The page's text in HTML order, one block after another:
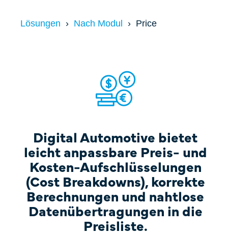
Fallstudien
FAQ
Lösungen Nach Modul Price
Digital Automotive bietet
leicht anpassbare Preis- und
Kosten-Aufschlüsselungen
(Cost Breakdowns), korrekte
Berechnungen und nahtlose
Datenübertragungen in die
Preisliste.